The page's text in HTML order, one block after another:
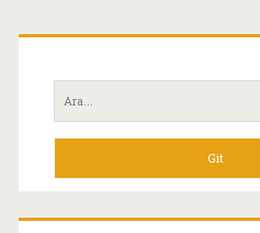
Birincil
Yan
Menü
Ara: